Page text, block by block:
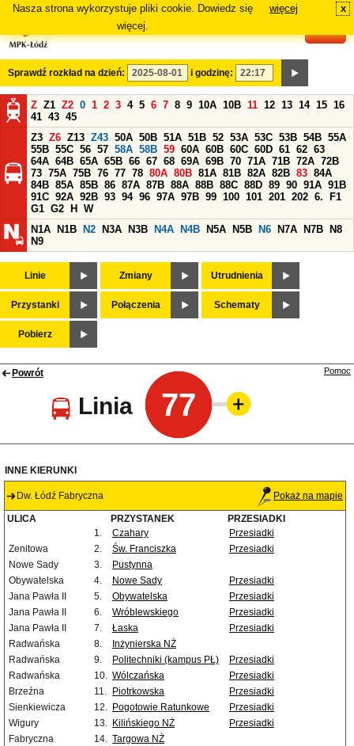
Nasza strona wykorzystuje pliki cookie. Dowiedz się
więcej.
więcej x
Sprawdź rozkład na dzień: i godzinę:
Z Z1 Z2 0 1 2 3 4 5 6 7 8 9 10A 10B 11 12 13 14 15 16
41 43 45
Z3 Z6 Z13 Z43 50A 50B 51A 51B 52 53A 53C 53B 54B 55A
55B 55C 56 57 58A 58B 59 60A 60B 60C 60D 61 62 63
64A 64B 65A 65B 66 67 68 69A 69B 70 71A 71B 72A 72B
73 75A 75B 76 77 78 80A 80B 81A 81B 82A 82B 83 84A
84B 85A 85B 86 87A 87B 88A 88B 88C 88D 89 90 91A 91B
91C 92A 92B 93 94 96 97A 97B 99 100 101 201 202 6.
F1
G1 G2 H
W
N1A
N1B N2 N3A N3B N4A N4B N5A N5B N6 N7A N7B
N8
N9
Linie Zmiany Utrudnienia
Przystanki Połączenia Schematy
Pobierz
Powrót
Linia 77
Pomoc
INNE KIERUNKI
Dw. Łódź Fabryczna Pokaż na mapie
ULICA PRZYSTANEK
PRZESIADKI
1.
Czahary
Przesiadki
Zenitowa
2. Św. Franciszka
Przesiadki
Nowe Sady
3.
Pustynna
Obywatelska
4. Nowe Sady
Przesiadki
Jana Pawła II
5. Obywatelska
Przesiadki
Jana Pawła II
6. Wróblewskiego
Przesiadki
Jana Pawła II
7. Łaska
Przesiadki
Radwańska
8.
Inżynierska NŻ
Radwańska
9. Politechniki (kampus PŁ)
Przesiadki
Radwańska
10. Wólczańska
Przesiadki
Brzeźna
11. Piotrkowska
Przesiadki
Sienkiewicza
12. Pogotowie Ratunkowe
Przesiadki
Wigury
13. Kilińskiego NŻ
Przesiadki
Fabryczna
14. Targowa NŻ